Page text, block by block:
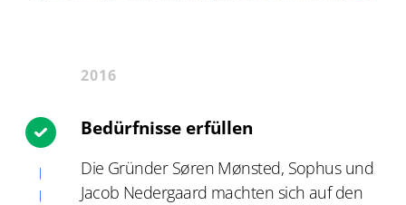
2016
Bedürfnisse erfüllen
Die Gründer Søren Mønsted, Sophus und
Jacob Nedergaard machten sich auf den